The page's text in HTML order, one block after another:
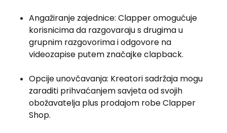
Angažiranje zajednice: Clapper omogućuje
korisnicima da razgovaraju s drugima u
grupnim razgovorima i odgovore na
videozapise putem značajke clapback.
Opcije unovčavanja: Kreatori sadržaja mogu
zaraditi prihvaćanjem savjeta od svojih
obožavatelja plus prodajom robe Clapper
Shop.